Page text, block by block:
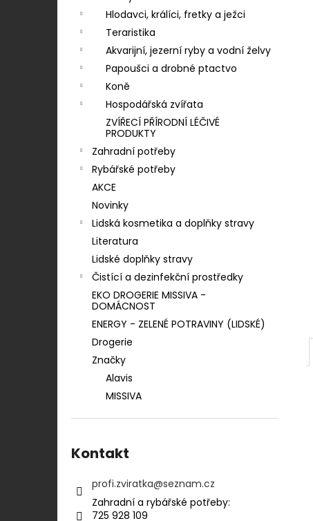
Hlodavci, králíci, fretky a ježci
Teraristika
Akvarijní, jezerní ryby a vodní želvy
Papoušci a drobné ptactvo
Koně
Hospodářská zvířata
ZVÍŘECÍ PŘÍRODNÍ LÉČIVÉ
PRODUKTY
Zahradní potřeby
Rybářské potřeby
AKCE
Novinky
Lidská kosmetika a doplňky stravy
Literatura
Lidské doplňky stravy
Čistící a dezinfekční prostředky
EKO DROGERIE MISSIVA -
DOMÁCNOST
ENERGY - ZELENÉ POTRAVINY (LIDSKÉ)
Drogerie
Značky
Alavis
MISSIVA
Kontakt
profi.zviratka@seznam.cz
Zahradní a rybářské potřeby:⠀⠀⠀⠀⠀⠀⠀
725 928 109​​
KONZERVA ONTARIO ADULT
MONOPROTEIN KRŮTÍ PATE S BATÁTY
400G
46 Kč